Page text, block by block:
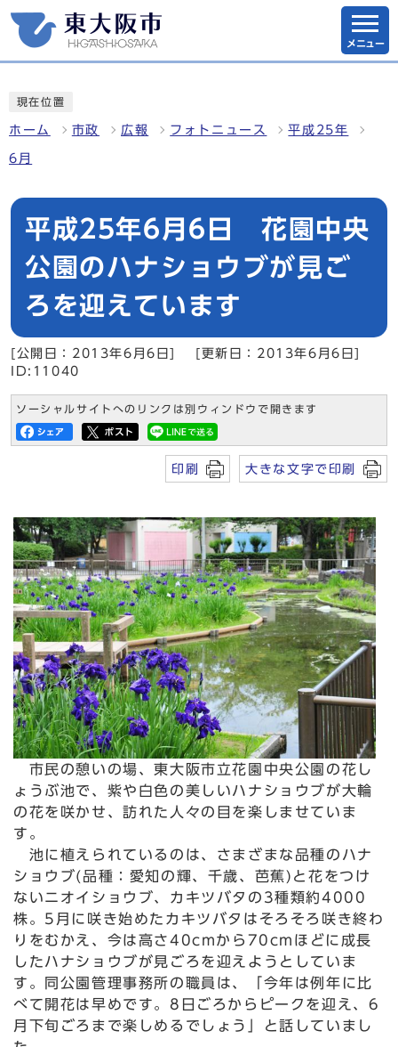
メニュー
現在位置
ホーム 市政 広報 フォトニュース 平成25年
6月
平成25年6月6日 花園中央
公園のハナショウブが見ご
ろを迎えています
[公開日：2013年6月6日]
[更新日：2013年6月6日]
ID:11040
ソーシャルサイトへのリンクは別ウィンドウで開きます
印刷 大きな文字で印刷
市民の憩いの場、東大阪市立花園中央公園の花し
ょうぶ池で、紫や白色の美しいハナショウブが大輪
の花を咲かせ、訪れた人々の目を楽しませていま
す。
池に植えられているのは、さまざまな品種のハナ
ショウブ(品種：愛知の輝、千歳、芭蕉)と花をつけ
ないニオイショウブ、カキツバタの3種類約4000
株。5月に咲き始めたカキツバタはそろそろ咲き終わ
りをむかえ、今は高さ40cmから70cmほどに成長
したハナショウブが見ごろを迎えようとしていま
す。同公園管理事務所の職員は、「今年は例年に比
べて開花は早めです。8日ごろからピークを迎え、6
月下旬ごろまで楽しめるでしょう」と話していまし